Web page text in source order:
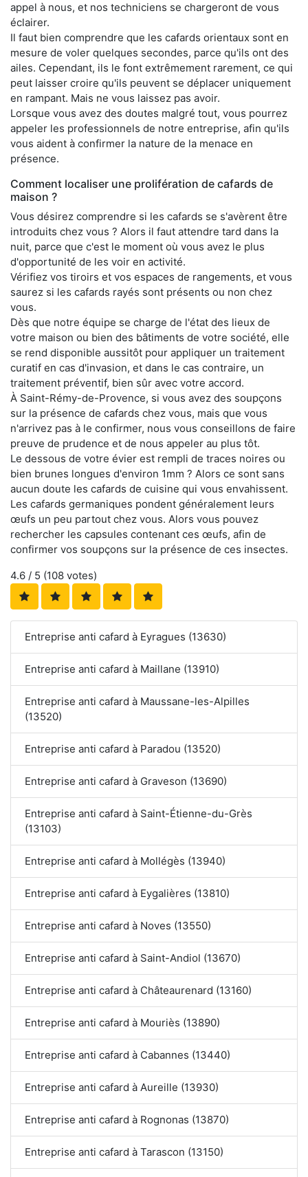
appel à nous, et nos techniciens se chargeront de vous
éclairer.
Il faut bien comprendre que les cafards orientaux sont en
mesure de voler quelques secondes, parce qu'ils ont des
ailes. Cependant, ils le font extrêmement rarement, ce qui
peut laisser croire qu'ils peuvent se déplacer uniquement
en rampant. Mais ne vous laissez pas avoir.
Lorsque vous avez des doutes malgré tout, vous pourrez
appeler les professionnels de notre entreprise, afin qu'ils
vous aident à confirmer la nature de la menace en
présence.
Comment localiser une prolifération de cafards de
maison ?
Vous désirez comprendre si les cafards se s'avèrent être
introduits chez vous ? Alors il faut attendre tard dans la
nuit, parce que c'est le moment où vous avez le plus
d'opportunité de les voir en activité.
Vérifiez vos tiroirs et vos espaces de rangements, et vous
saurez si les cafards rayés sont présents ou non chez
vous.
Dès que notre équipe se charge de l'état des lieux de
votre maison ou bien des bâtiments de votre société, elle
se rend disponible aussitôt pour appliquer un traitement
curatif en cas d'invasion, et dans le cas contraire, un
traitement préventif, bien sûr avec votre accord.
À Saint-Rémy-de-Provence, si vous avez des soupçons
sur la présence de cafards chez vous, mais que vous
n'arrivez pas à le confirmer, nous vous conseillons de faire
preuve de prudence et de nous appeler au plus tôt.
Le dessous de votre évier est rempli de traces noires ou
bien brunes longues d'environ 1mm ? Alors ce sont sans
aucun doute les cafards de cuisine qui vous envahissent.
Les cafards germaniques pondent généralement leurs
œufs un peu partout chez vous. Alors vous pouvez
rechercher les capsules contenant ces œufs, afin de
confirmer vos soupçons sur la présence de ces insectes.
4.6 / 5 (108 votes)
Entreprise anti cafard à Eyragues (13630)
Entreprise anti cafard à Maillane (13910)
Entreprise anti cafard à Maussane-les-Alpilles
(13520)
Entreprise anti cafard à Paradou (13520)
Entreprise anti cafard à Graveson (13690)
Entreprise anti cafard à Saint-Étienne-du-Grès
(13103)
Entreprise anti cafard à Mollégès (13940)
Entreprise anti cafard à Eygalières (13810)
Entreprise anti cafard à Noves (13550)
Entreprise anti cafard à Saint-Andiol (13670)
Entreprise anti cafard à Châteaurenard (13160)
Entreprise anti cafard à Mouriès (13890)
Entreprise anti cafard à Cabannes (13440)
Entreprise anti cafard à Aureille (13930)
Entreprise anti cafard à Rognonas (13870)
Entreprise anti cafard à Tarascon (13150)